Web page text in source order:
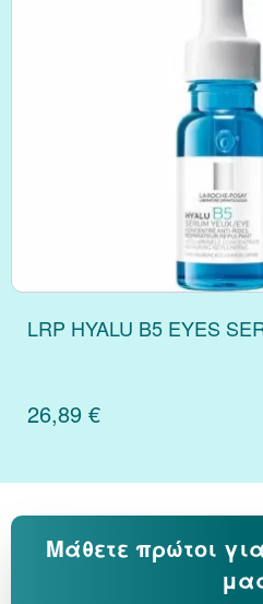
LRP HYALU B5 EYES
26,89 €
Μάθετε πρώτοι